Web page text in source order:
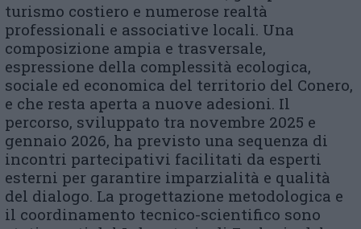
turismo costiero e numerose realtà
professionali e associative locali. Una
composizione ampia e trasversale,
espressione della complessità ecologica,
sociale ed economica del territorio del Conero,
e che resta aperta a nuove adesioni. Il
percorso, sviluppato tra novembre 2025 e
gennaio 2026, ha previsto una sequenza di
incontri partecipativi facilitati da esperti
esterni per garantire imparzialità e qualità
del dialogo. La progettazione metodologica e
il coordinamento tecnico-scientifico sono